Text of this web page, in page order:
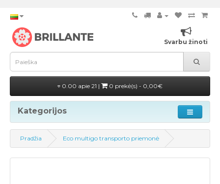
Svarbu žinoti
0.00 apie 21 | 0 prekė(s) - 0,00€
Kategorijos
Pradžia Eco multigo transporto priemonė